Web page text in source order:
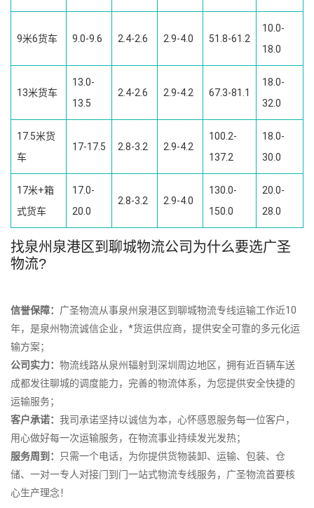
9米6货车 9.0-9.6 2.4-2.6 2.9-4.0 51.8-61.2
10.0-
18.0
13米货车
13.0-
13.5
2.4-2.6 2.9-4.2 67.3-81.1
18.0-
32.0
17.5米货
车
17-17.5 2.8-3.2 2.9-4.2
100.2-
137.2
18.0-
30.0
17米+箱
式货车
17.0-
20.0
2.8-3.2 2.9-4.0
130.0-
150.0
20.0-
28.0
找泉州泉港区到聊城物流公司为什么要选广圣
物流?
信誉保障： 广圣物流从事泉州泉港区到聊城物流专线运输工作近10
年，是泉州物流诚信企业，*货运供应商，提供安全可靠的多元化运
输方案；
公司实力： 物流线路从泉州辐射到深圳周边地区，拥有近百辆车送
成都发往聊城的调度能力，完善的物流体系，为您提供安全快捷的
运输服务；
客户承诺： 我司承诺坚持以诚信为本，心怀感恩服务每一位客户，
用心做好每一次运输服务，在物流事业持续发光发热；
服务周到：
只需一个电话，为你提供货物装卸、运输、包装、仓
储、一对一专人对接门到门一站式物流专线服务，广圣物流首要核
心生产理念！